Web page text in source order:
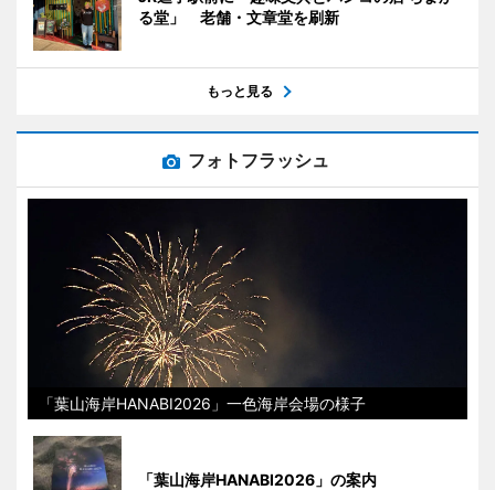
る堂」 老舗・文章堂を刷新
もっと見る
フォトフラッシュ
「葉山海岸HANABI2026」一色海岸会場の様子
「葉山海岸HANABI2026」の案内